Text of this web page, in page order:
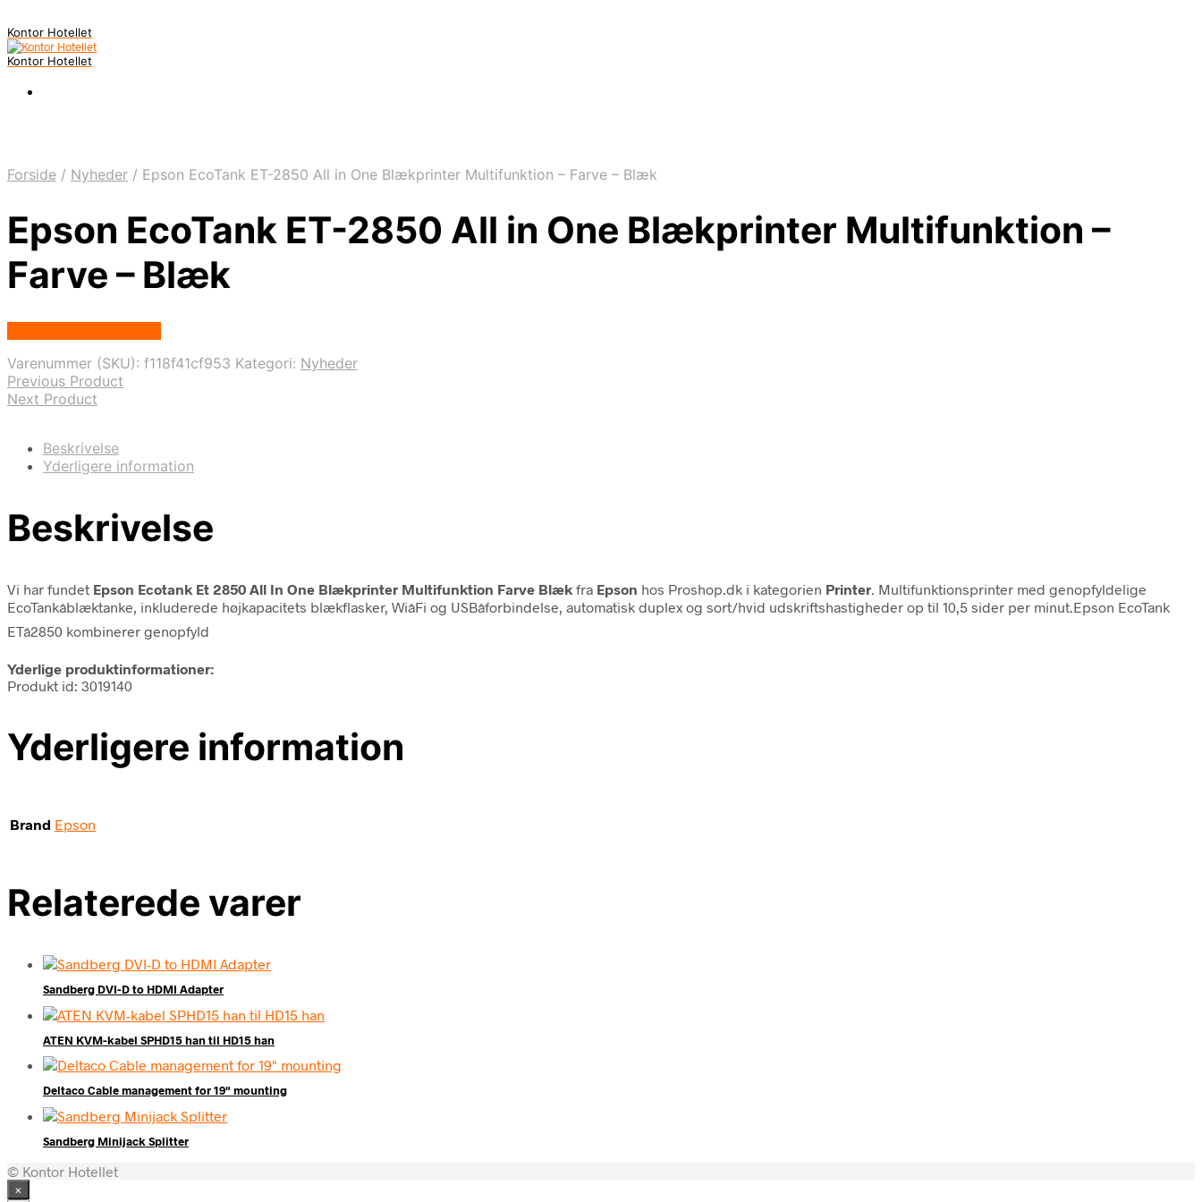
Kontor Hotellet
Kontor Hotellet
Forside / Nyheder / Epson EcoTank ET-2850 All in One Blækprinter Multifunktion – Farve – Blæk
Epson EcoTank ET-2850 All in One Blækprinter Multifunktion –
Farve – Blæk
Varenummer (SKU): f118f41cf953 Kategori: Nyheder
Previous Product
Next Product
Beskrivelse
Yderligere information
Beskrivelse
Vi har fundet Epson Ecotank Et 2850 All In One Blækprinter Multifunktion Farve Blæk fra Epson hos Proshop.dk i kategorien Printer . Multifunktionsprinter med genopfyldelige
EcoTankâblæktanke, inkluderede højkapacitets blækflasker, WiâFi og USBâforbindelse, automatisk duplex og sort/hvid udskriftshastigheder op til 10,5 sider per minut.Epson EcoTank
ETâ2850 kombinerer genopfyld
Yderlige produktinformationer:
Produkt id: 3019140
Yderligere information
Brand Epson
Relaterede varer
Sandberg DVI-D to HDMI Adapter
ATEN KVM-kabel SPHD15 han til HD15 han
Deltaco Cable management for 19" mounting
Sandberg Minijack Splitter
© Kontor Hotellet
×